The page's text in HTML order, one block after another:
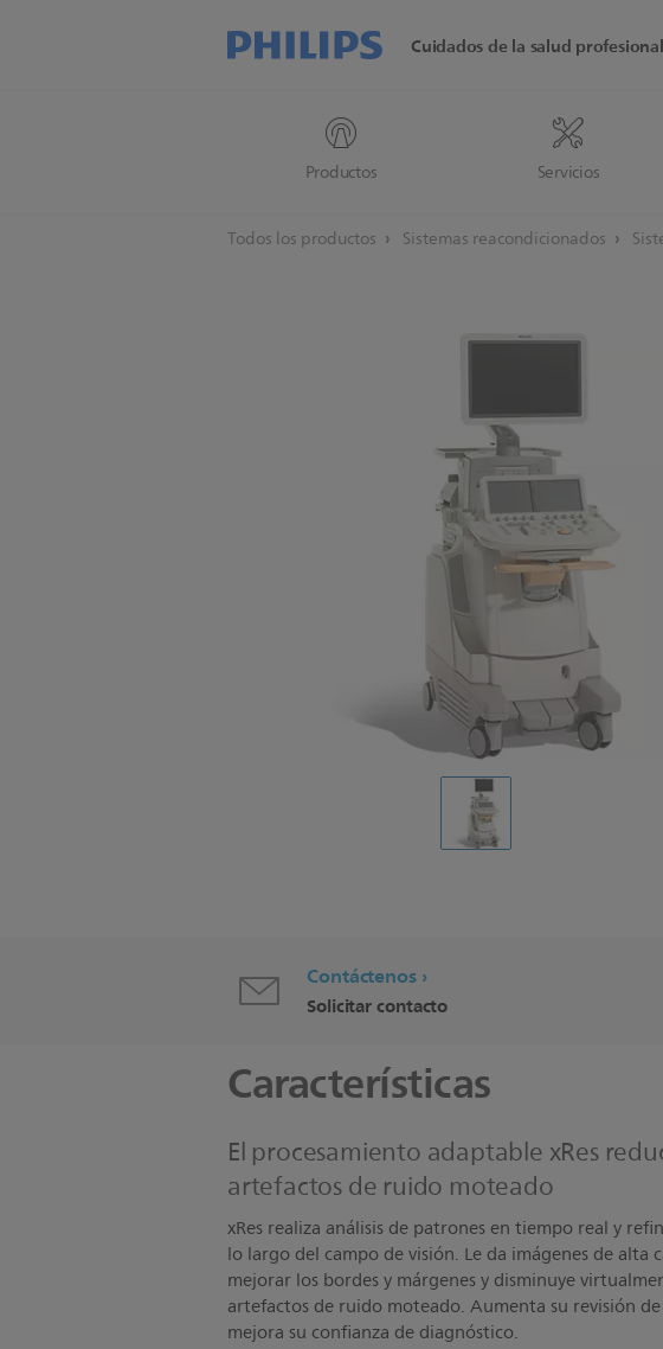
Cuidados de la salud profesional
Productos Servicios
Todos los productos Sistemas reacondicionados
Contáctenos
Solicitar contacto
Características
El procesamiento adaptable xRes
artefactos de ruido moteado
xRes realiza análisis de patrones en tiempo real y
lo largo del campo de visión. Le da imágenes de alta
mejorar los bordes y márgenes y disminuye
artefactos de ruido moteado. Aumenta su revisión
mejora su confianza de diagnóstico.